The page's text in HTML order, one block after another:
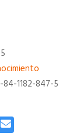
84-1182-847-5